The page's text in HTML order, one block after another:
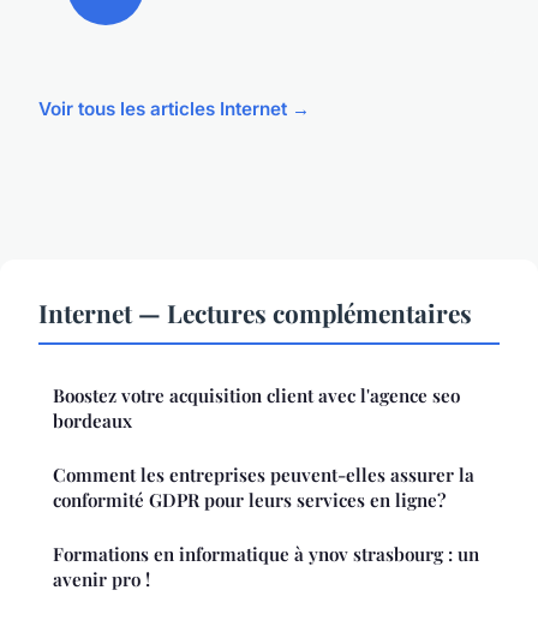
Voir tous les articles Internet →
Internet — Lectures complémentaires
Boostez votre acquisition client avec l'agence seo
bordeaux
Comment les entreprises peuvent-elles assurer la
conformité GDPR pour leurs services en ligne?
Formations en informatique à ynov strasbourg : un
avenir pro !